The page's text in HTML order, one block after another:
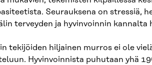
Seurauksena on stressiä,
terveyden ja hyvinvoinnin
tekijöiden hiljainen murros ei ole
Hyvinvoinnista puhutaan yhä